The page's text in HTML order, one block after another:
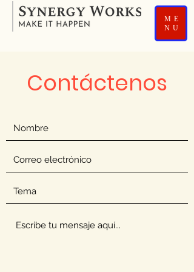
ME
NU
Contáctenos